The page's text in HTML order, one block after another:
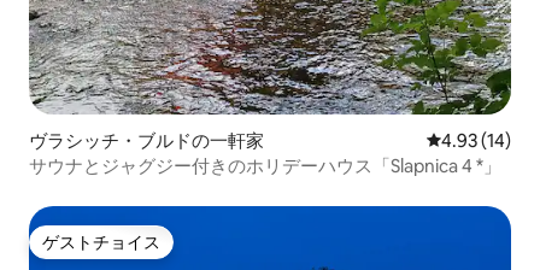
ヴラシッチ・ブルドの一軒家 レビュー14
4.93 (14)
サウナとジャグジー付きのホリデーハウス「Slapnica 4 *」
ゲストチョイス
ゲストチョイス